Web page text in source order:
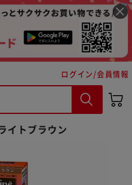
ログイン/会員情報
イトブラウン
購入手続きへ